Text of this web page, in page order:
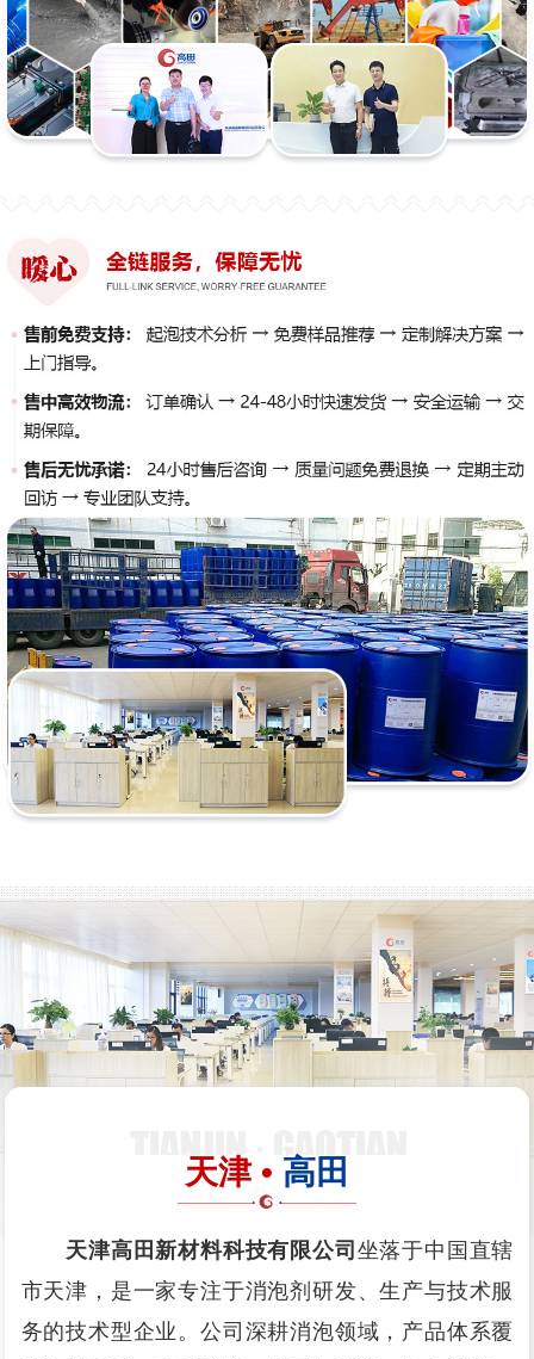
天津 • 高田
天津高田新材料科技有限公司 坐落于中国直辖
市天津，是一家专注于消泡剂研发、生产与技术服
务的技术型企业。公司深耕消泡领域，产品体系覆